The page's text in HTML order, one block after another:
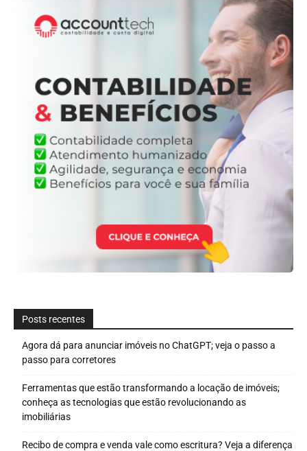
Posts recentes
Agora dá para anunciar imóveis no ChatGPT; veja o passo a
passo para corretores
Ferramentas que estão transformando a locação de imóveis;
conheça as tecnologias que estão revolucionando as
imobiliárias
Recibo de compra e venda vale como escritura? Veja a diferença